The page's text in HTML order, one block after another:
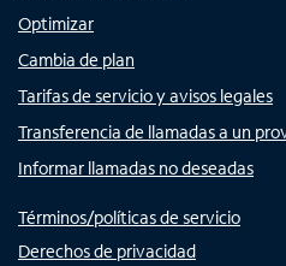
Optimizar
Cambia de plan
Tarifas de servicio y avisos legales
Transferencia de llamadas a un
Informar llamadas no deseadas
Términos/políticas de servicio
Derechos de privacidad